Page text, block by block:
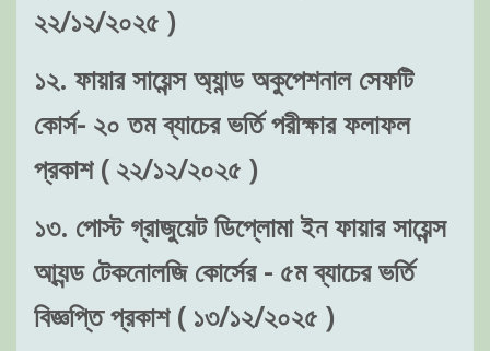
২২/১২/২০২৫ )
১২. ফায়ার সায়েন্স অ্যান্ড অকুপেশনাল সেফটি
কোর্স- ২০ তম ব্যাচের ভর্তি পরীক্ষার ফলাফল
প্রকাশ ( ২২/১২/২০২৫ )
১৩. পোস্ট গ্রাজুয়েট ডিপ্লোমা ইন ফায়ার সায়েন্স
আ্যন্ড টেকনোলজি কোর্সের - ৫ম ব্যাচের ভর্তি
বিজ্ঞপ্তি প্রকাশ ( ১৩/১২/২০২৫ )